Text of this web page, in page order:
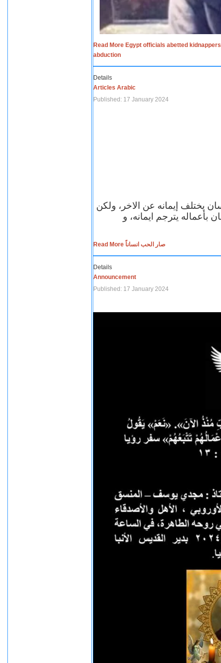
Read More Egypt officials abetted
abduction
Details
Articles Arabic
Published: 17 January 2024
يختلف إيمانه عن الاخر، ولكن
بأعماله يترجم ايمانه، و
Read More صار الحب انساناً
Details
Announcement
Published: 17 January 2024